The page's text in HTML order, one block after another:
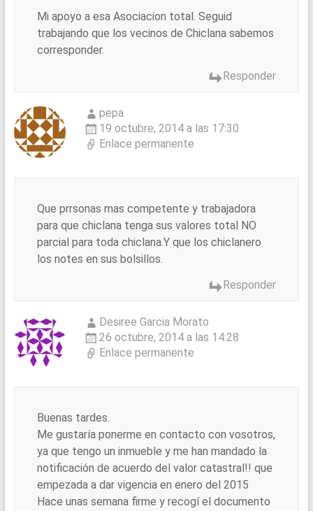
Mi apoyo a esa Asociacion total. Seguid
trabajando que los vecinos de Chiclana sabemos
corresponder.
Responder
pepa
19 octubre, 2014 a las 17:30
Enlace permanente
Que prrsonas mas competente y trabajadora
para que chiclana tenga sus valores total NO
parcial para toda chiclana.Y que los chiclanero
los notes en sus bolsillos.
Responder
Desiree Garcia Morato
26 octubre, 2014 a las 14:28
Enlace permanente
Buenas tardes.
Me gustaría ponerme en contacto con vosotros,
ya que tengo un inmueble y me han mandado la
notificación de acuerdo del valor catastral!! que
empezada a dar vigencia en enero del 2015
Hace unas semana firme y recogí el documento